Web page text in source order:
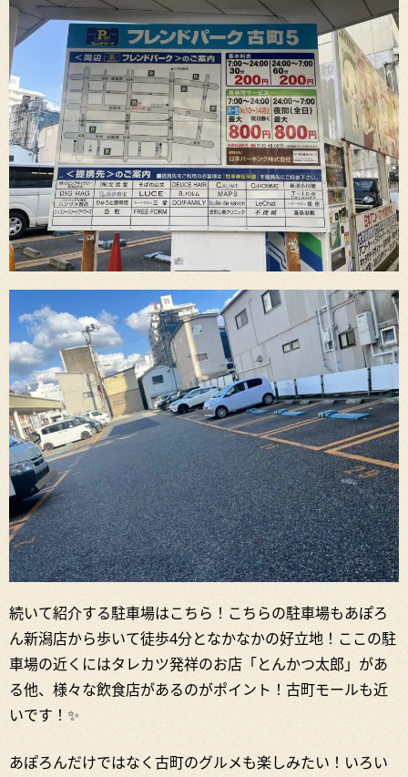
続いて紹介する駐車場はこちら！こちらの駐車場もあぽろ
ん新潟店から歩いて徒歩4分となかなかの好立地！ここの駐
車場の近くにはタレカツ発祥のお店「とんかつ太郎」があ
る他、様々な飲食店があるのがポイント！古町モールも近
いです！✨
あぽろんだけではなく古町のグルメも楽しみたい！いろい